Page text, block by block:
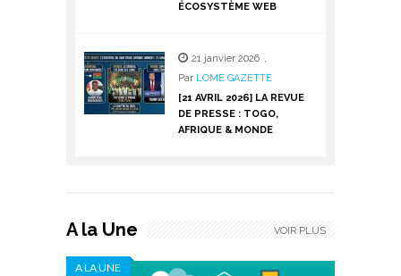
ÉCOSYSTÈME WEB
21 janvier 2026 ,
Par LOME GAZETTE
[21 AVRIL 2026] LA REVUE
DE PRESSE : TOGO,
AFRIQUE & MONDE
A la Une
A LA UNE
VOIR PLUS